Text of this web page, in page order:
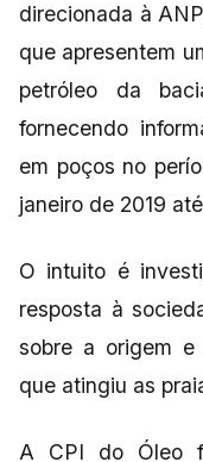
direcionada à
que apresentem
petróleo da
fornecendo
em poços no
janeiro de 2019
O intuito é
resposta à
sobre a origem
que atingiu as
A CPI do Óleo